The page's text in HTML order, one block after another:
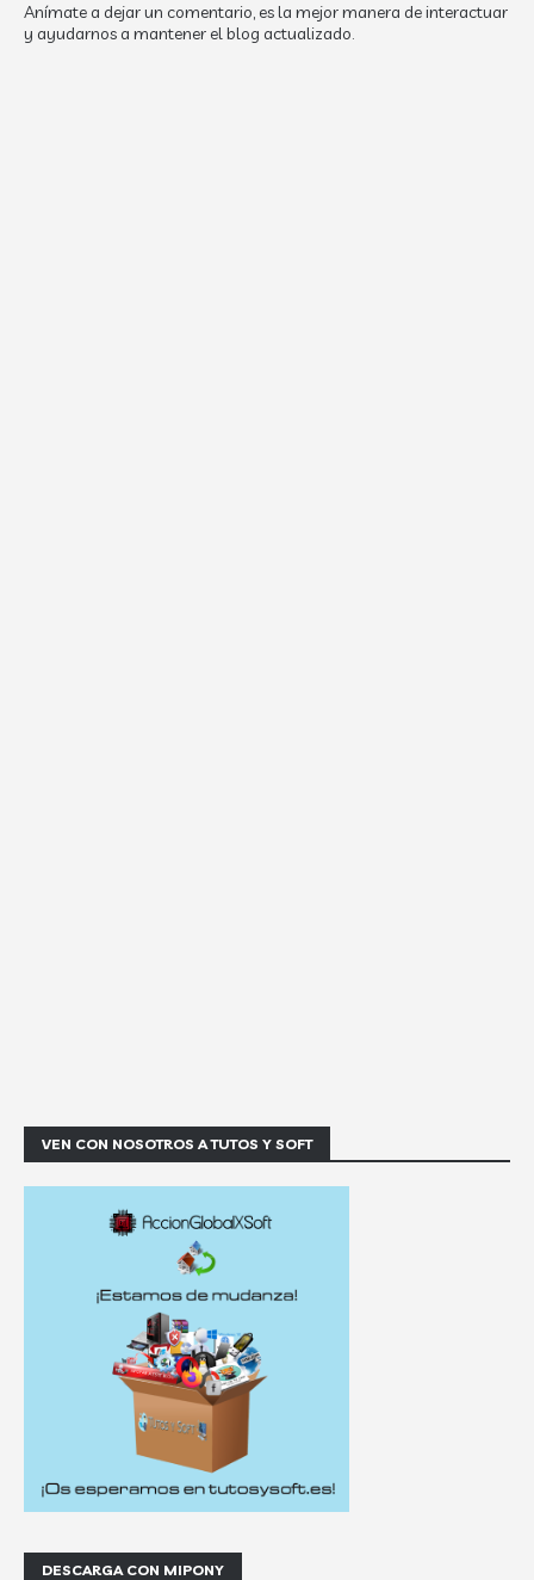
Anímate a dejar un comentario, es la mejor manera de interactuar
y ayudarnos a mantener el blog actualizado.
VEN CON NOSOTROS A TUTOS Y SOFT
DESCARGA CON MIPONY